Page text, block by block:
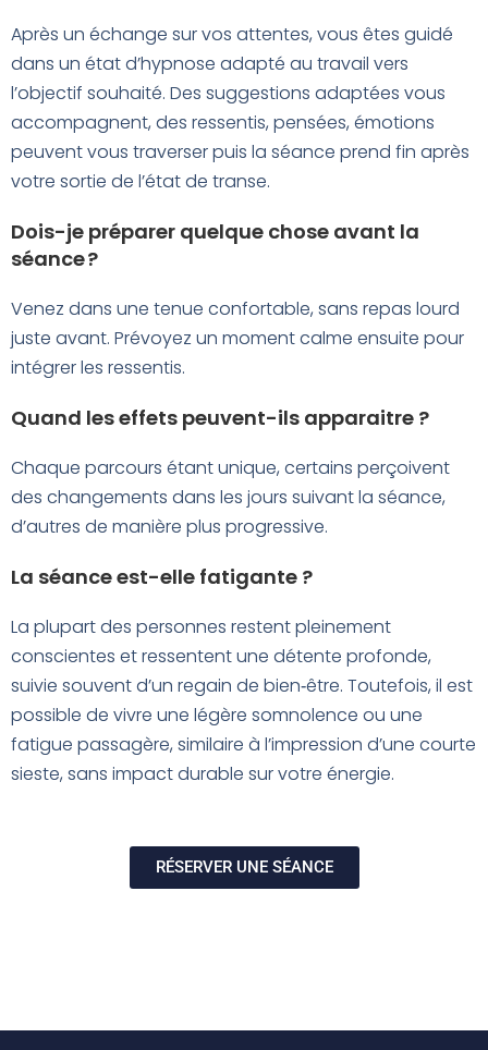
Après un échange sur vos attentes, vous êtes guidé
dans un état d’hypnose adapté au travail vers
l’objectif souhaité. Des suggestions adaptées vous
accompagnent, des ressentis, pensées, émotions
peuvent vous traverser puis la séance prend fin après
votre sortie de l’état de transe.
Dois-je préparer quelque chose avant la
séance ?
Venez dans une tenue confortable, sans repas lourd
juste avant. Prévoyez un moment calme ensuite pour
intégrer les ressentis.
Quand les effets peuvent-ils apparaitre ?
Chaque parcours étant unique, certains perçoivent
des changements dans les jours suivant la séance,
d’autres de manière plus progressive.
La séance est-elle fatigante ?
La plupart des personnes restent pleinement
conscientes et ressentent une détente profonde,
suivie souvent d’un regain de bien‑être. Toutefois, il est
possible de vivre une légère somnolence ou une
fatigue passagère, similaire à l’impression d’une courte
sieste, sans impact durable sur votre énergie.
RÉSERVER UNE SÉANCE